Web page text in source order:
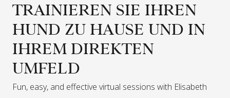
TRAINIEREN SIE IHREN
HUND ZU HAUSE UND IN
IHREM DIREKTEN
UMFELD
Fun, easy, and effective virtual sessions with Elisabeth